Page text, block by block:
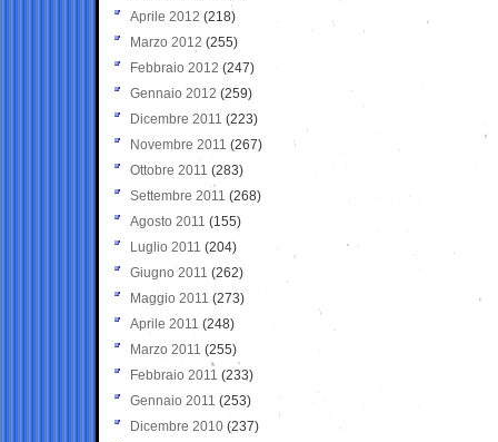
Aprile 2012 (218)
Marzo 2012 (255)
Febbraio 2012 (247)
Gennaio 2012 (259)
Dicembre 2011 (223)
Novembre 2011 (267)
Ottobre 2011 (283)
Settembre 2011 (268)
Agosto 2011 (155)
Luglio 2011 (204)
Giugno 2011 (262)
Maggio 2011 (273)
Aprile 2011 (248)
Marzo 2011 (255)
Febbraio 2011 (233)
Gennaio 2011 (253)
Dicembre 2010 (237)